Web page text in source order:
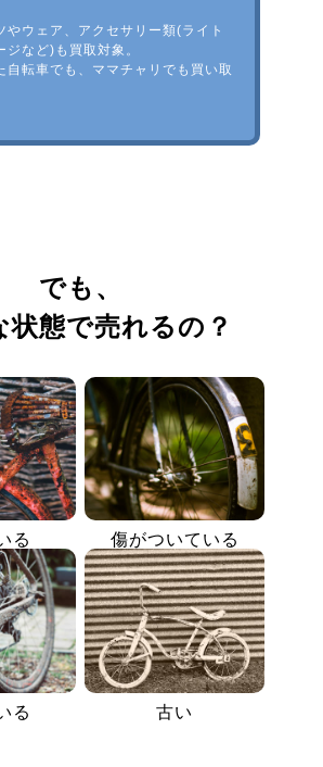
やウェア、アクセサリー類(ライト
ジなど)も買取対象。
自転車でも、ママチャリでも買い取
でも、
状態で売れるの？
る 傷がついている
る 古い